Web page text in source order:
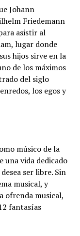
Johann
Friedemann
asistir al
lugar donde
hijos sirve en la
de los máximos
del siglo
los egos y
músico de la
una vida dedicado
ser libre. Sin
musical, y
ofrenda musical,
fantasías